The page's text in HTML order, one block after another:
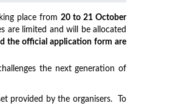
place from 20 to 21 October
are limited and will be allocated
the official application form are
the next generation of
provided by the organisers. To